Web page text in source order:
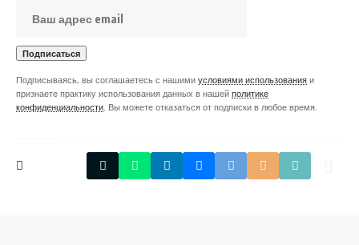
Подписываясь, вы соглашаетесь с нашими условиями использования и
признаете практику использования данных в нашей политике
конфиденциальности . Вы можете отказаться от подписки в любое время.